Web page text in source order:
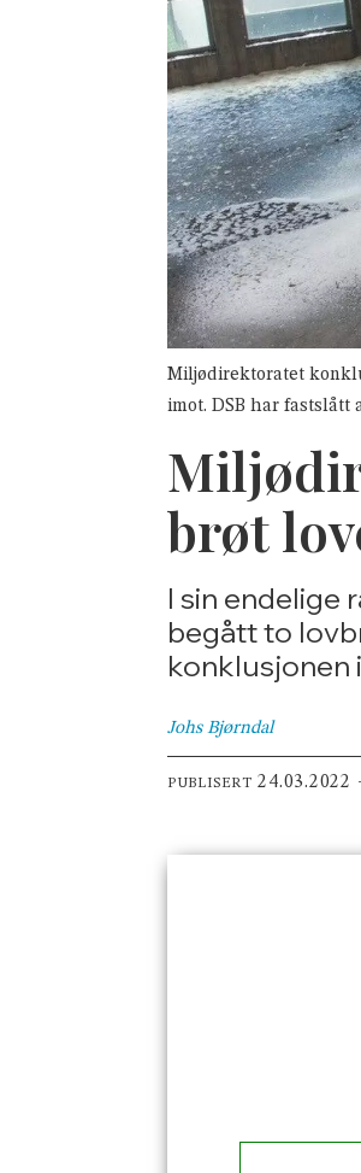
Miljødirektoratet
imot. DSB har
brøt
I sin endelige
begått to
konklusjonen
Johs Bjørndal
PUBLISERT 24.03.2022